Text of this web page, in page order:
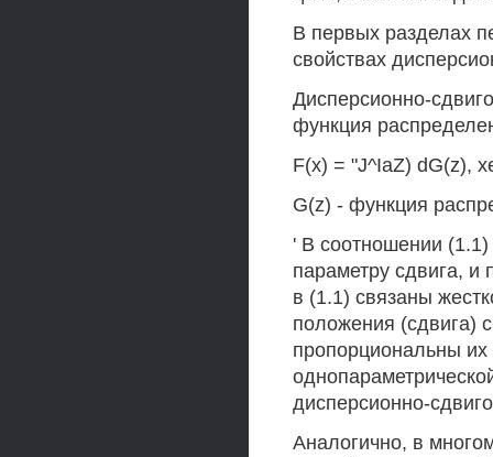
В первых разделах
свойствах
Дисперсионно-
функция
F(x) = "J^IaZ) dG(z),
G(z) - функция
' В соотношении
параметру сдвига, и
в (1.1) связаны
положения (сдвига)
пропорциональны их
дисперсионно-
Аналогично, в